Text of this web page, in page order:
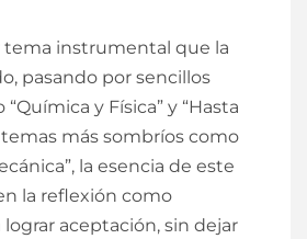
tema instrumental que la
pasando por sencillos
y Física” y “Hasta
temas más sombríos como
la esencia de este
la reflexión como
aceptación, sin dejar